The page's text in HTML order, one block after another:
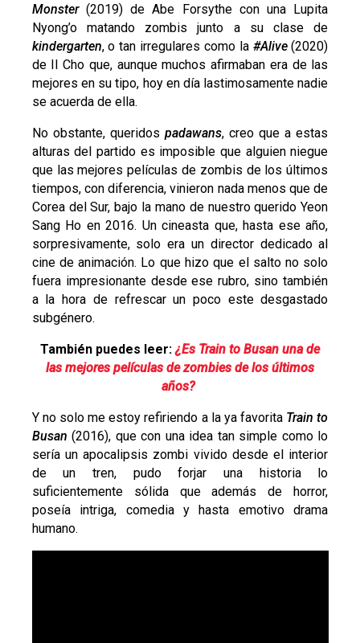
Monster (2019) de Abe Forsythe con una Lupita
Nyong’o matando zombis junto a su clase de
kindergarten, o tan irregulares como la #Alive(2020)
de Il Cho que, aunque muchos afirmaban era de las
mejores en su tipo, hoy en día lastimosamente nadie
se acuerda de ella.
No obstante, queridos padawans, creo que a estas
alturas del partido es imposible que alguien niegue
que las mejores películas de zombis de los últimos
tiempos, con diferencia, vinieron nada menos que de
Corea del Sur, bajo la mano de nuestro querido Yeon
Sang Ho en 2016. Un cineasta que, hasta ese año,
sorpresivamente, solo era un director dedicado al
cine de animación. Lo que hizo que el salto no solo
fuera impresionante desde ese rubro, sino también
a la hora de refrescar un poco este desgastado
subgénero.
También puedes leer: ¿Es Train to Busan una de
las mejores películas de zombies de los últimos
años?
Y no solo me estoy refiriendo a la ya favorita Train to
Busan (2016), que con una idea tan simple como lo
sería un apocalipsis zombi vivido desde el interior
de un tren, pudo forjar una historia lo
suficientemente sólida que además de horror,
poseía intriga, comedia y hasta emotivo drama
humano.